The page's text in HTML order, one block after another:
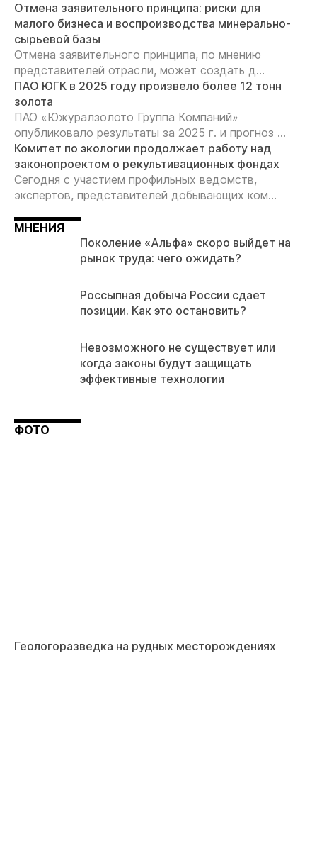
Отмена заявительного принципа: риски для
малого бизнеса и воспроизводства минерально-
сырьевой базы
Отмена заявительного принципа, по мнению
представителей отрасли, может создать д...
ПАО ЮГК в 2025 году произвело более 12 тонн
золота
ПАО «Южуралзолото Группа Компаний»
опубликовало результаты за 2025 г. и прогноз ...
Комитет по экологии продолжает работу над
законопроектом о рекультивационных фондах
Сегодня с участием профильных ведомств,
экспертов, представителей добывающих ком...
МНЕНИЯ
Поколение «Альфа» скоро выйдет на
рынок труда: чего ожидать?
Россыпная добыча России сдает
позиции. Как это остановить?
Невозможного не существует или
когда законы будут защищать
эффективные технологии
ФОТО
Геологоразведка на рудных месторождениях